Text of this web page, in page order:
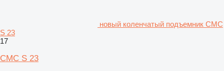
новый коленчатый подъемник CMC
S 23
17
CMC S 23